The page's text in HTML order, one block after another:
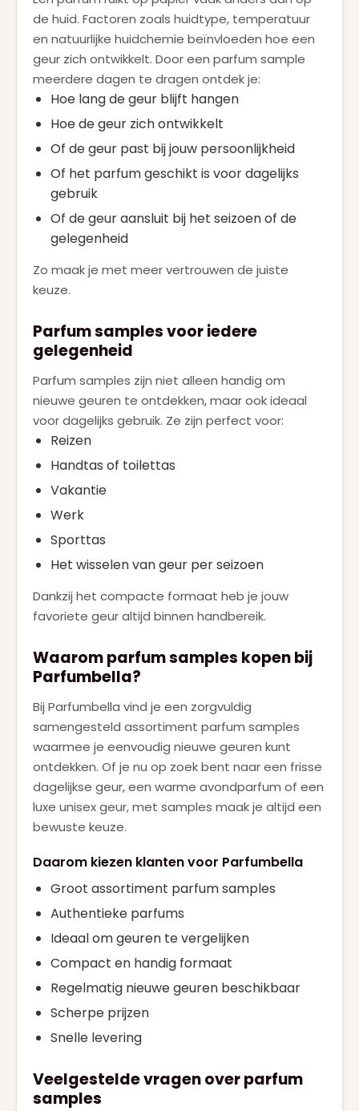
de huid. Factoren zoals huidtype, temperatuur
en natuurlijke huidchemie beïnvloeden hoe een
geur zich ontwikkelt. Door een parfum sample
meerdere dagen te dragen ontdek je:
Hoe lang de geur blijft hangen
Hoe de geur zich ontwikkelt
Of de geur past bij jouw persoonlijkheid
Of het parfum geschikt is voor dagelijks
gebruik
Of de geur aansluit bij het seizoen of de
gelegenheid
Zo maak je met meer vertrouwen de juiste
keuze.
Parfum samples voor iedere
gelegenheid
Parfum samples zijn niet alleen handig om
nieuwe geuren te ontdekken, maar ook ideaal
voor dagelijks gebruik. Ze zijn perfect voor:
Reizen
Handtas of toilettas
Vakantie
Werk
Sporttas
Het wisselen van geur per seizoen
Dankzij het compacte formaat heb je jouw
favoriete geur altijd binnen handbereik.
Waarom parfum samples kopen bij
Parfumbella?
Bij Parfumbella vind je een zorgvuldig
samengesteld assortiment parfum samples
waarmee je eenvoudig nieuwe geuren kunt
ontdekken. Of je nu op zoek bent naar een frisse
dagelijkse geur, een warme avondparfum of een
luxe unisex geur, met samples maak je altijd een
bewuste keuze.
Daarom kiezen klanten voor Parfumbella
Groot assortiment parfum samples
Authentieke parfums
Ideaal om geuren te vergelijken
Compact en handig formaat
Regelmatig nieuwe geuren beschikbaar
Scherpe prijzen
Snelle levering
Veelgestelde vragen over parfum
samples